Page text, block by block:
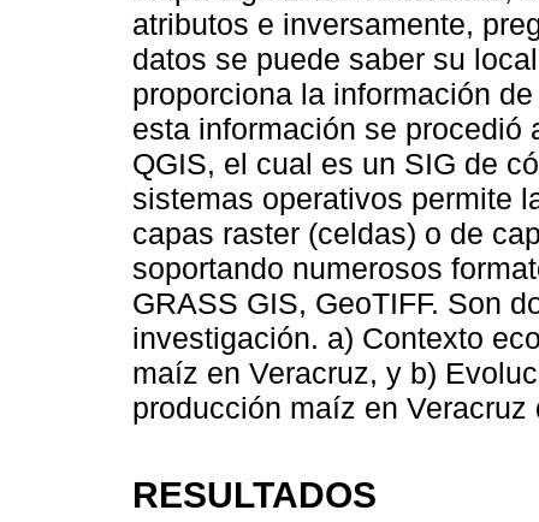
atributos e inversamente,
datos se puede saber su
proporciona la información
esta información se procedió
QGIS, el cual es un SIG de
sistemas operativos permite
capas raster (celdas) o de
soportando numerosos
GRASS GIS, GeoTIFF. Son
investigación. a) Contexto
maíz en Veracruz, y b)
producción maíz en Veracruz
RESULTADOS